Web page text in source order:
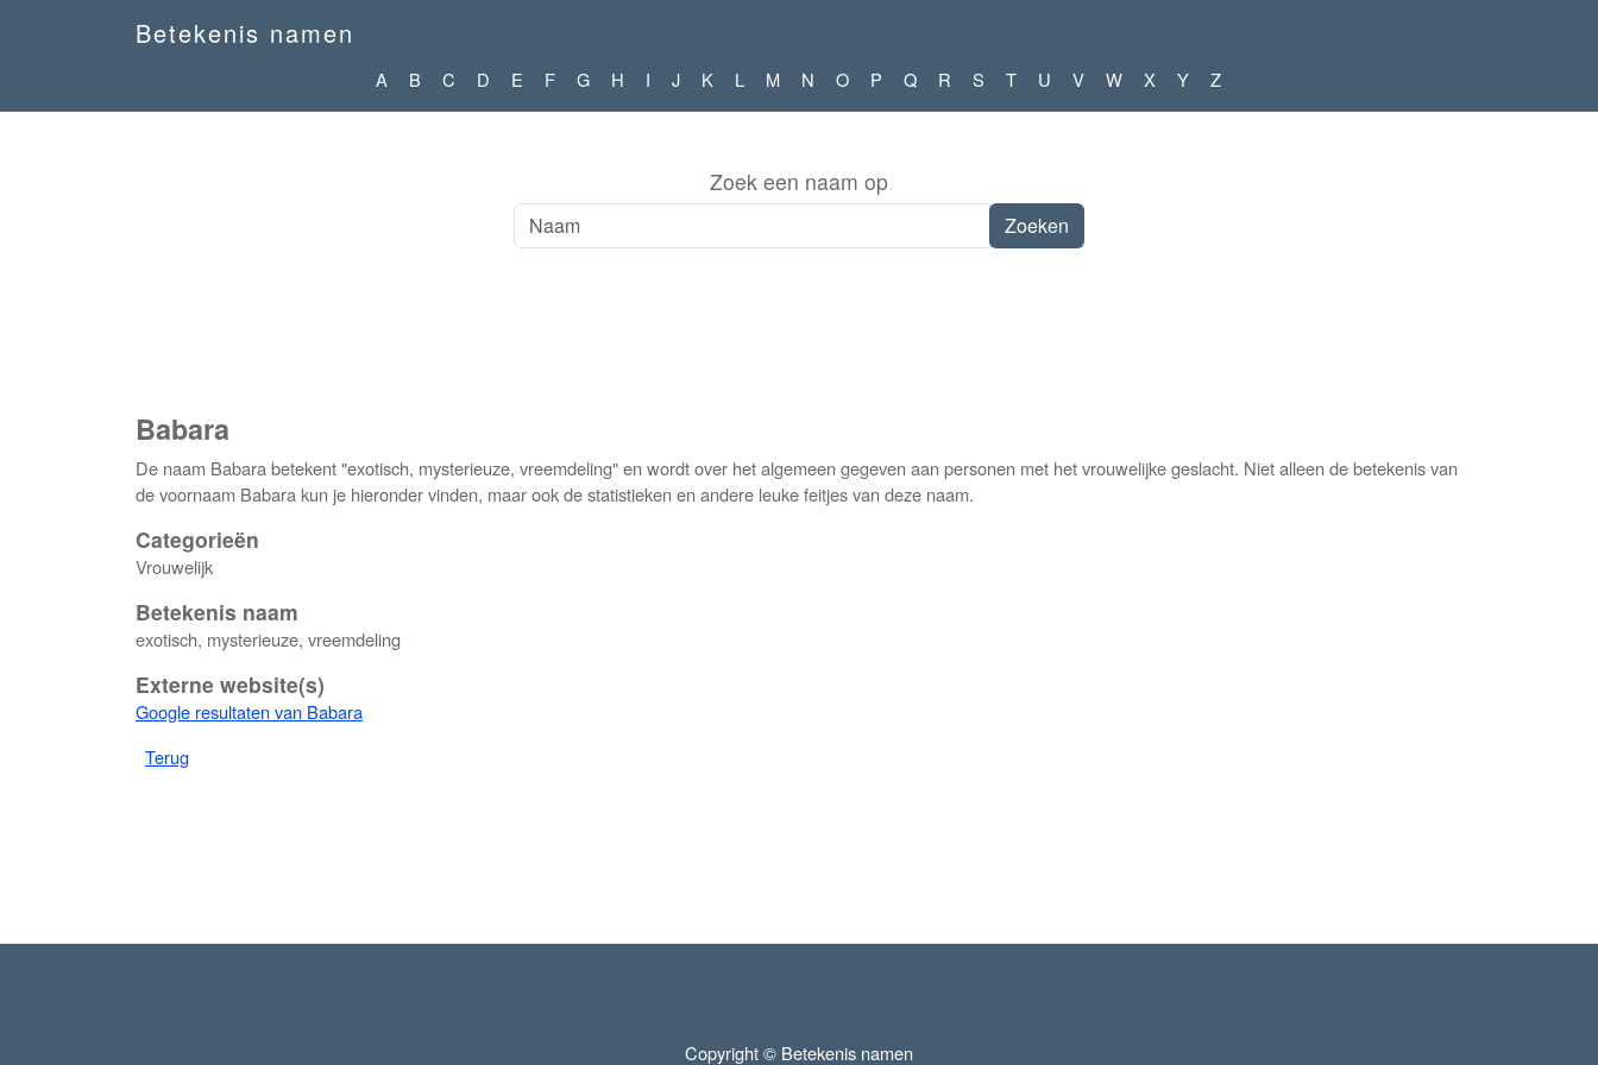
Betekenis namen
A B C D E F G H I J K L M N O P Q R S T U V W X Y Z
Zoek een naam op
Babara
De naam Babara betekent "exotisch, mysterieuze, vreemdeling" en wordt over het algemeen gegeven aan personen met het vrouwelijke geslacht. Niet alleen de betekenis van
de voornaam Babara kun je hieronder vinden, maar ook de statistieken en andere leuke feitjes van deze naam.
Categorieën
Vrouwelijk
Betekenis naam
exotisch, mysterieuze, vreemdeling
Externe website(s)
Google resultaten van Babara
Terug
Copyright © Betekenis namen